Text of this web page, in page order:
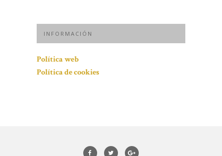
INFORMACIÓN
Política web
Política de cookies